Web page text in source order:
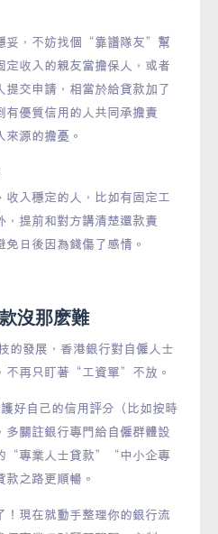
妥，不妨找個“靠譜隊友”幫
定收入的親友當擔保人，或者
提交申請，相當於給貸款加了
優質信用的人共同承擔責
源的擔憂。
收入穩定的人，比如有固定工
，提前和對方講清楚還款責
日後因為錢傷了感情。
沒那麽難
的發展，香港銀行對自僱人士
不再只盯著“工資單”不放。
好自己的信用評分（比如按時
多關註銀行專門給自僱群體設
“專業人士貸款”“中小企專
之路更順暢。
！現在就動手整理你的銀行流